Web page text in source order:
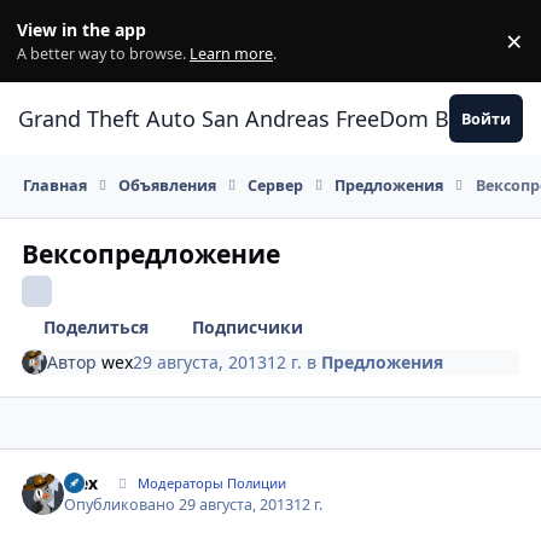
View in the app
A better way to browse. Learn more. ×
Grand Theft Auto San Andreas FreeDom Воронеж
Войти
Главная Объявления Сервер Предложения
Вексопредложение
Поделиться
Подписчики
Авторwex29 августа, 201312 г. в Предложения
wex Модераторы Полиции
Опубликовано29 августа, 201312 г.